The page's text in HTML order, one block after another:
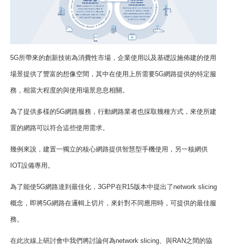
5G所帶來的創新技術為消費性市場，企業使用以及基礎設施佈建的使用
場景提供了豐富的想像空間，其中在使用上所需要5G網路提供的特定服
務，相當大程度的與使用場景息息相關。
為了提供多樣的5G網路服務，行動網路業者也採取幾種方式，來使所建
置的網路可以符合這些使用需求。
幾例來說，建置一獨立的核心網路提供智慧型手機使用，另一核網供
IOT設備專用。
為了能使5G網路達到最佳化， 3GPP在R15版本中提出了network slicing
概念，即將5G網路在邏輯上切片，來針對不同應用時，可提供的最佳服
務。
在此次線上研討會中我們將討論何為network slicing 、與RAN之間的協